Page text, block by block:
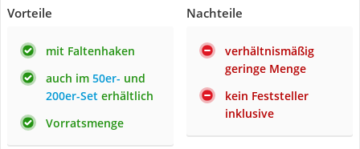
Vorteile
mit Faltenhaken
auch im 50er- und
200er-Set erhältlich
Vorratsmenge
Nachteile
verhältnismäßig
geringe Menge
kein Feststeller
inklusive